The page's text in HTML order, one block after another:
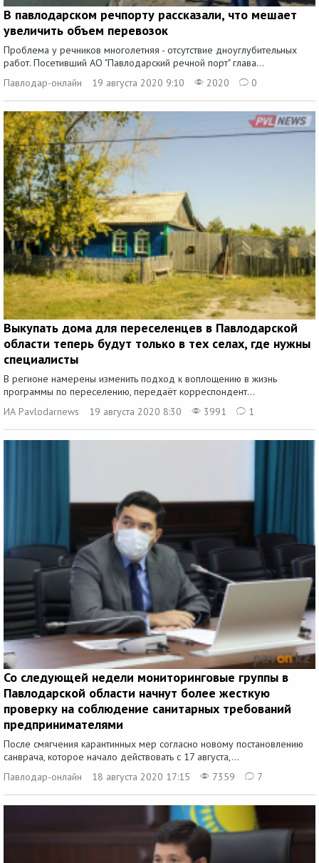
В павлодарском речпорту рассказали, что мешает
увеличить объем перевозок
Проблема у речников многолетняя - отсутствие дноуглубительных
работ. Посетивший АО "Павлодарский речной порт" глава...
Павлодар-онлайн
19 августа 2020 9:10 2020 0
Выкупать дома для переселенцев в Павлодарской
области теперь будут только в тех селах, где нужны
специалисты
В регионе намерены изменить подход к воплощению в жизнь
программы по переселению, передаёт корреспондент...
ИА Pavlodarnews
19 августа 2020 8:30 3991 1
Со следующей недели мониторинговые группы в
Павлодарской области начнут более жесткую
проверку на соблюдение санитарных требований
предпринимателями
После смягчения карантинных мер согласно новому постановлению
санврача, которое начало действовать с 17 августа,...
Павлодар-онлайн
18 августа 2020 17:15 7359 7